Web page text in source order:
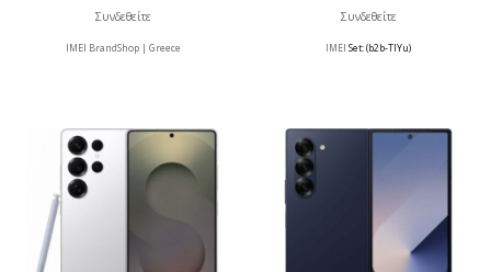
Συνδεθείτε
IMEI BrandShop | Greece
Συνδεθείτε
IMEI Set: (b2b-TlYu)